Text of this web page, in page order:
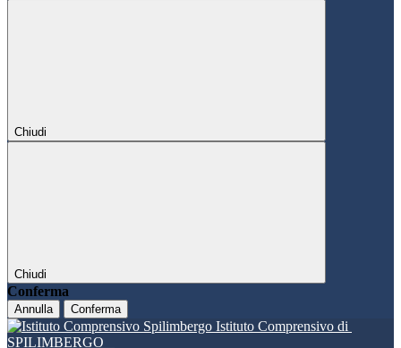
Chiudi
Chiudi
Conferma
Annulla Conferma
Istituto Comprensivo di
SPILIMBERGO